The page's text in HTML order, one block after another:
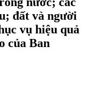
đất và người
vụ hiệu quả
của Ban